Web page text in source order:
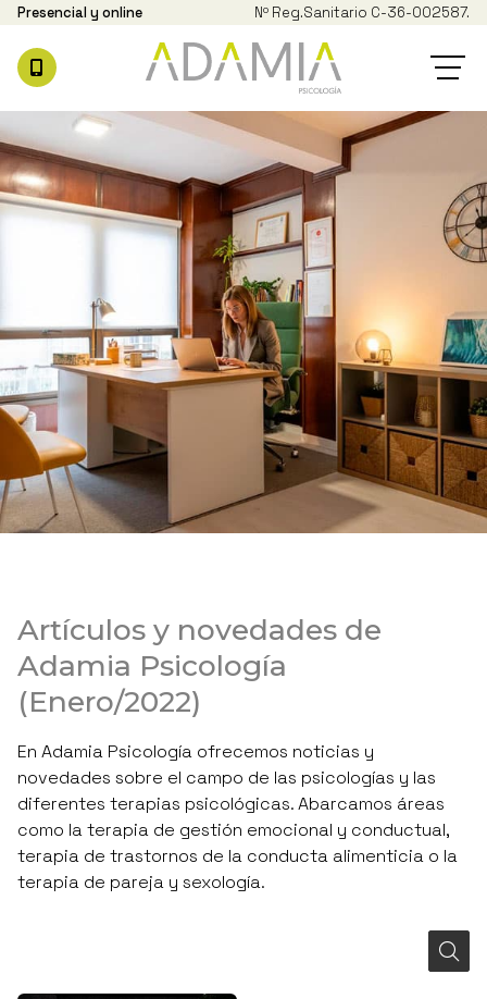
Presencial y online Nº Reg.Sanitario C-36-002587.
Artículos y novedades de
Adamia Psicología
(Enero/2022)
En Adamia Psicología ofrecemos noticias y
novedades sobre el campo de las psicologías y las
diferentes terapias psicológicas. Abarcamos áreas
como la terapia de gestión emocional y conductual,
terapia de trastornos de la conducta alimenticia o la
terapia de pareja y sexología.